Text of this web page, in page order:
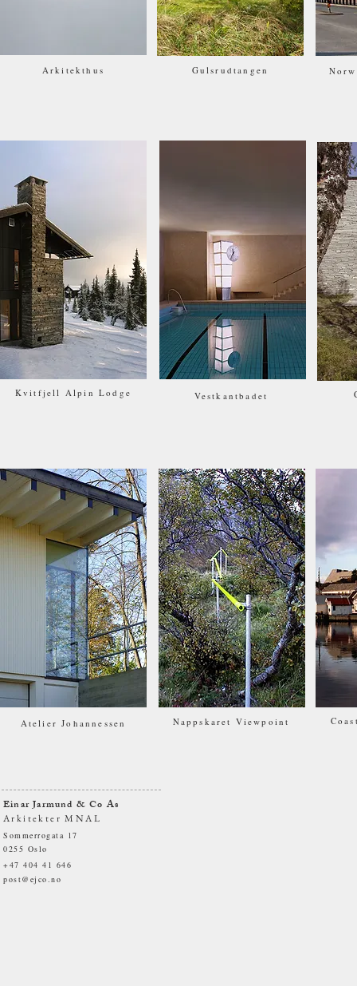
Arkitekthus Gulsrudtangen
Kvitfjell Alpin Lodge Vestkantbadet
Atelier Johannessen Nappskaret Viewpoint
Arkitekter MNAL
Einar Jarmund & Co As
Sommerrogata 17
0255 Oslo
+47 404 41 646
post@ejco.no